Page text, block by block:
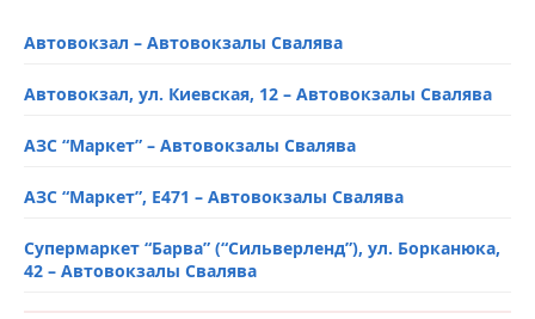
Автовокзал – Автовокзалы Свалява
Автовокзал, ул. Киевская, 12 – Автовокзалы Свалява
АЗС “Маркет” – Автовокзалы Свалява
АЗС “Маркет”, E471 – Автовокзалы Свалява
Супермаркет “Барва” (“Сильверленд”), ул. Борканюка,
42 – Автовокзалы Свалява